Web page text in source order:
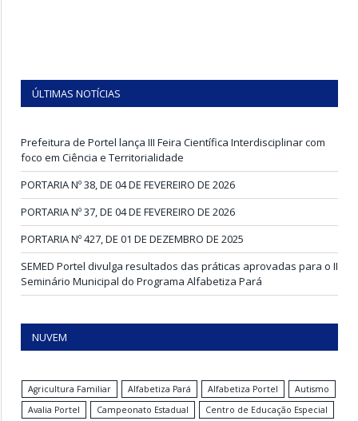
ÚLTIMAS NOTÍCIAS
Prefeitura de Portel lança III Feira Científica Interdisciplinar com
foco em Ciência e Territorialidade
PORTARIA Nº 38, DE 04 DE FEVEREIRO DE 2026
PORTARIA Nº 37, DE 04 DE FEVEREIRO DE 2026
PORTARIA Nº 427, DE 01 DE DEZEMBRO DE 2025
SEMED Portel divulga resultados das práticas aprovadas para o II
Seminário Municipal do Programa Alfabetiza Pará
NUVEM
Agricultura Familiar Alfabetiza Pará Alfabetiza Portel
Autismo
Avalia Portel
Campeonato Estadual
Centro de Educação Especial